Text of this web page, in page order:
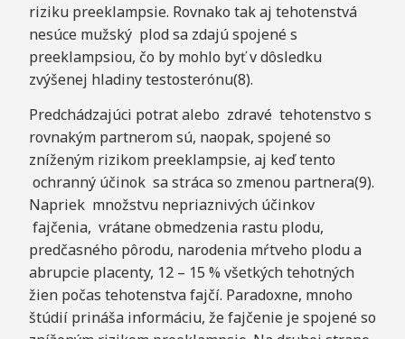
riziku preeklampsie. Rovnako tak aj tehotenstvá
nesúce mužský plod sa zdajú spojené s
preeklampsiou, čo by mohlo byť v dôsledku
zvýšenej hladiny testosterónu(8).
Predchádzajúci potrat alebo zdravé tehotenstvo s
rovnakým partnerom sú, naopak, spojené so
zníženým rizikom preeklampsie, aj keď tento
ochranný účinok sa stráca so zmenou partnera(9).
Napriek množstvu nepriaznivých účinkov
fajčenia, vrátane obmedzenia rastu plodu,
predčasného pôrodu, narodenia mŕtveho plodu a
abrupcie placenty, 12 – 15 % všetkých tehotných
žien počas tehotenstva fajčí. Paradoxne, mnoho
štúdií prináša informáciu, že fajčenie je spojené so